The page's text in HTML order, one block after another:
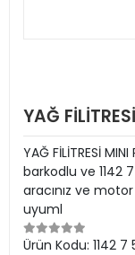
YAĞ
YAĞ FİLİTRESİ
barkodlu ve 1142
aracınız ve
uyuml
Ürün Kodu: 1142 7